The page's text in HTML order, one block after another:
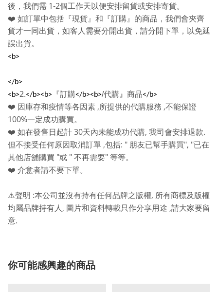
後，我們需 1-2個工作天以便安排留貨或安排寄貨。
❤️ 如訂單中包括『現貨』和『訂購』的商品，我們會夾齊
貨才一同出貨，如客人需要分開出貨，請分開下單，以免延
誤出貨。
<b>
</b>
<b>2.</b><b> 『訂購</b><b>/代購』商品</b>
❤️ 因庫存和疫情等各因素 ,所提供的代購服務 ,不能保證
100%一定成功購買。
❤️ 如在發售日起計 30天內未能成功代購, 我司會安排退款.
但不接受任何原因取消訂單 ,包括: " 朋友已幫手購買", "已在
其他店舖購買 "或 " 不再需要" 等等。
❤️ 介意者請不要下單。
⚠️聲明 :本公司並沒有持有任何品牌之版權, 所有商標及版權
均屬品牌持有人 , 圖片和資料轉載只作分享用途 ,請大家要留
意.
你可能感興趣的商品